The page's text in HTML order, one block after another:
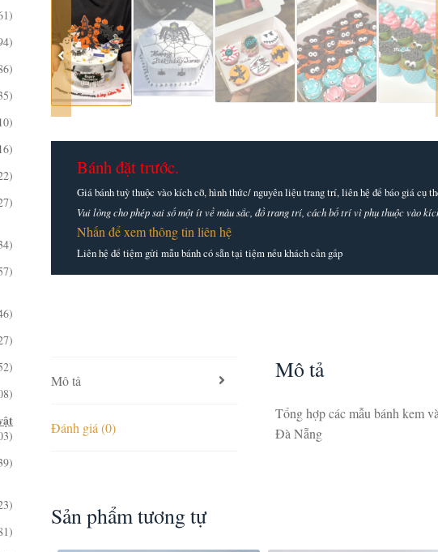
Bánh đặt trước.
Giá bánh tuỳ thuộc vào kích cỡ, hình thức/ nguyên liệu trang trí, liên hệ để báo giá cụ
Vui lòng cho phép sai số một ít về màu sắc, đồ trang trí, cách bố trí vì phụ thuộc vào
Nhấn để xem thông tin liên hệ
Liên hệ để tiệm gửi mẫu bánh có sẵn tại tiệm nếu khách cần gấp
Mô tả
Đánh giá (0)
Mô tả
Tổng hợp các mẫu bánh kem
Đà Nẵng
Sản phẩm tương tự